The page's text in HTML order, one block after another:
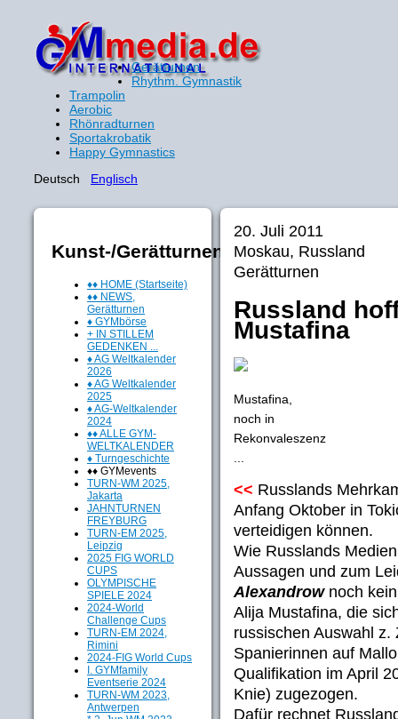
Gerätturnen
Rhythm. Gymnastik
Trampolin
Aerobic
Rhönradturnen
Sportakrobatik
Happy Gymnastics
Deutsch Englisch
Kunst-/Gerätturnen
♦♦ HOME (Startseite)
♦♦ NEWS,
Gerätturnen
♦ GYMbörse
+ IN STILLEM
GEDENKEN ...
♦ AG Weltkalender
2026
♦ AG Weltkalender
2025
♦ AG-Weltkalender
2024
♦♦ ALLE GYM-
WELTKALENDER
♦ Turngeschichte
♦♦ GYMevents
TURN-WM 2025,
Jakarta
JAHNTURNEN
FREYBURG
TURN-EM 2025,
Leipzig
2025 FIG WORLD
CUPS
OLYMPISCHE
SPIELE 2024
2024-World
Challenge Cups
TURN-EM 2024,
Rimini
2024-FIG World Cups
I. GYMfamily
Eventserie 2024
TURN-WM 2023,
Antwerpen
20. Juli 2011
Moskau, Russland
Gerätturnen
Russland
Mustafina
Mustafina,
noch in
Rekonvaleszenz
<< Russlands
Anfang Oktober in
verteidigen können.
Wie Russlands
Aussagen und zum
Alexandrownoch
Alija Mustafina, die
russischen Auswahl
Spanierinnen auf
Qualifikation im April
Knie) zugezogen.
Dafür rechnet